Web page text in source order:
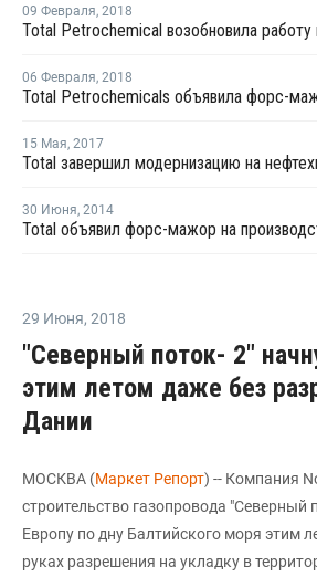
09 Февраля, 2018
06 Февраля, 2018
15 Мая, 2017
30 Июня, 2014
29 Июня, 2018
"Северный поток- 2"
этим летом даже без
Дании
МОСКВА (Маркет Репорт) -- Компания
строительство газопровода "Северный
Европу по дну Балтийского моря этим
руках разрешения на укладку в